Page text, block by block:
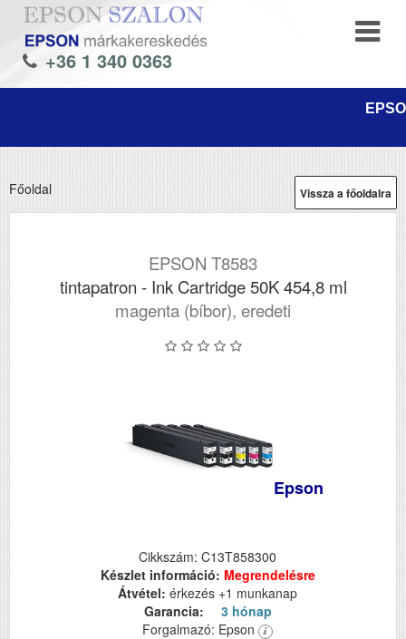
+36 1 340 0363
Vissza a főoldalra
Főoldal
EPSON T8583
tintapatron - Ink Cartridge 50K 454,8 ml
magenta (bíbor), eredeti
Epson
Cikkszám: C13T858300
Készlet információ: Megrendelésre
Átvétel: érkezés +1 munkanap
Garancia:
3 hónap
Forgalmazó: Epson